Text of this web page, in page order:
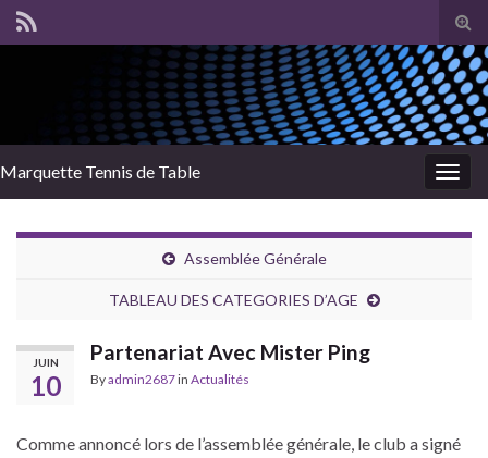
Marquette Tennis de Table
Assemblée Générale
TABLEAU DES CATEGORIES D’AGE
JUIN
10
Partenariat Avec Mister Ping
Byadmin2687in Actualités
Comme annoncé lors de l’assemblée générale, le club a signé